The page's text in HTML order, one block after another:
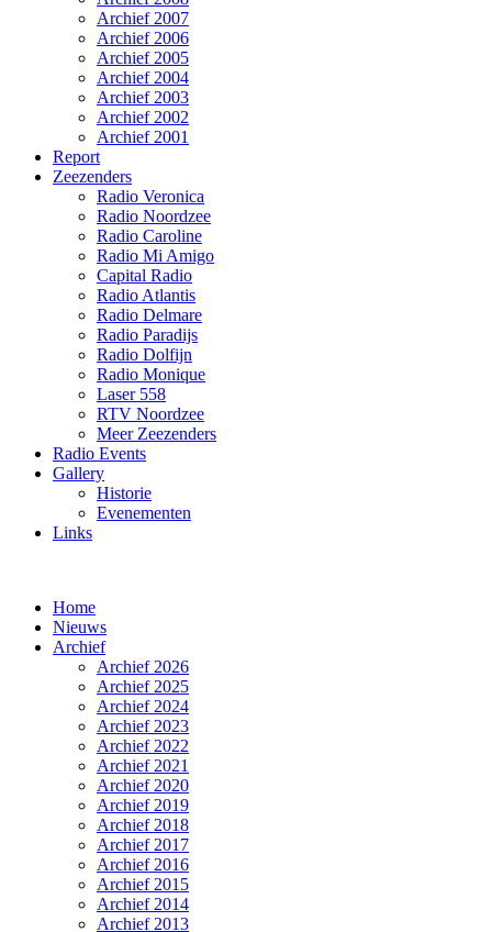
Archief 2007
Archief 2006
Archief 2005
Archief 2004
Archief 2003
Archief 2002
Archief 2001
Report
Zeezenders
Radio Veronica
Radio Noordzee
Radio Caroline
Radio Mi Amigo
Capital Radio
Radio Atlantis
Radio Delmare
Radio Paradijs
Radio Dolfijn
Radio Monique
Laser 558
RTV Noordzee
Meer Zeezenders
Radio Events
Gallery
Historie
Evenementen
Links
Home
Nieuws
Archief
Archief 2026
Archief 2025
Archief 2024
Archief 2023
Archief 2022
Archief 2021
Archief 2020
Archief 2019
Archief 2018
Archief 2017
Archief 2016
Archief 2015
Archief 2014
Archief 2013